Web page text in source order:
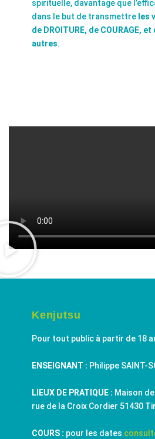
spirituelle, davantage que
dans le but de transmettre les
de DROITURE, de COURAGE, et
autres.
Kenjutsu
Pour tout public à partir de 18
ENSEIGNANT : Philippe SAINT-
LIEUX DE PRATIQUE : Maison
rue de la Croix Cordier 51430
COURS : pour les dates